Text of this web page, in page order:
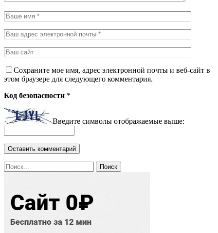
Сохраните мое имя, адрес электронной почты и веб-сайт в
этом браузере для следующего комментария.
Код безопасности *
Введите символы отображаемые выше: